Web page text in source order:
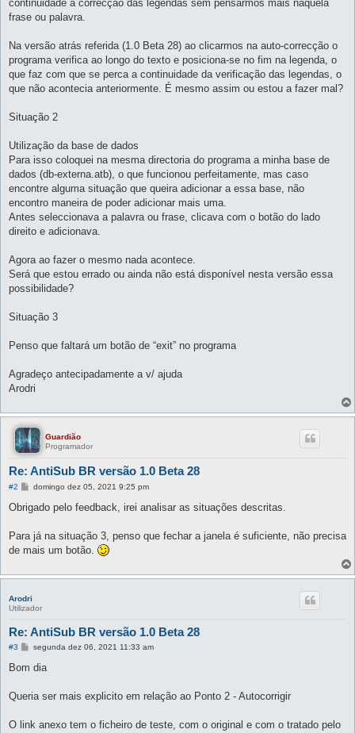
continuidade à correcção das legendas sem pensarmos mais naquela
frase ou palavra.
Na versão atrás referida (1.0 Beta 28) ao clicarmos na auto-correcção o
programa verifica ao longo do texto e posiciona-se no fim na legenda, o
que faz com que se perca a continuidade da verificação das legendas, o
que não acontecia anteriormente. É mesmo assim ou estou a fazer mal?
Situação 2
Utilização da base de dados
Para isso coloquei na mesma directoria do programa a minha base de
dados (db-externa.atb), o que funcionou perfeitamente, mas caso
encontre alguma situação que queira adicionar a essa base, não
encontro maneira de poder adicionar mais uma.
Antes seleccionava a palavra ou frase, clicava com o botão do lado
direito e adicionava.
Agora ao fazer o mesmo nada acontece.
Será que estou errado ou ainda não está disponível nesta versão essa
possibilidade?
Situação 3
Penso que faltará um botão de “exit” no programa
Agradeço antecipadamente a v/ ajuda
Arodri
Guardião
Programador
Re: AntiSub BR versão 1.0 Beta 28
#2
M
n
s
g
e
m
domingo dez 05, 2021 9:25 pm
Obrigado pelo feedback, irei analisar as situações descritas.
Para já na situação 3, penso que fechar a janela é suficiente, não precisa
de mais um botão.
Arodri
Utilizador
Re: AntiSub BR versão 1.0 Beta 28
#3
M
n
g
segunda dez 06, 2021 11:33 am
Bom dia
Queria ser mais explicito em relação ao Ponto 2 - Autocorrigir
O link anexo tem o ficheiro de teste, com o original e com o tratado pelo